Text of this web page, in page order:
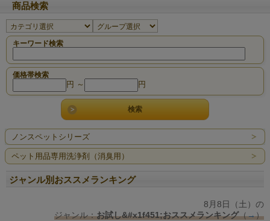
商品検索
キーワード検索
価格帯検索
円 ～ 円
ノンスペットシリーズ
ペット用品専用洗浄剤（消臭用）
ジャンル別おススメランキング